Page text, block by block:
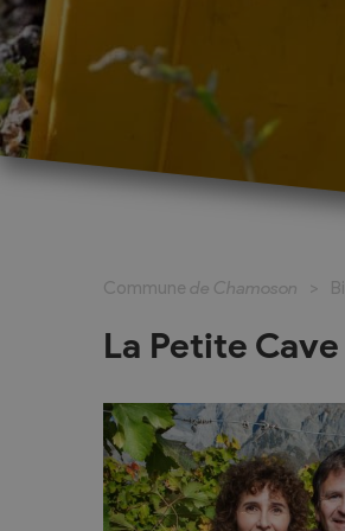
Cadastre informatisé
Bulletin officiel
Jeunesse et formation
Ecole Primaire
Cycle d’Orientation
Bourse et prêt d’étude
Commune de Chamoson
La Petite Cave